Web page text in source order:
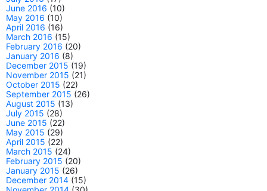
June 2016 (10)
May 2016 (10)
April 2016 (16)
March 2016 (15)
February 2016 (20)
January 2016 (8)
December 2015 (19)
November 2015 (21)
October 2015 (22)
September 2015 (26)
August 2015 (13)
July 2015 (28)
June 2015 (22)
May 2015 (29)
April 2015 (22)
March 2015 (24)
February 2015 (20)
January 2015 (26)
December 2014 (15)